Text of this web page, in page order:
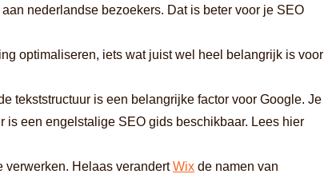
nederlandse bezoekers. Dat is beter voor je SEO
optimaliseren, iets wat juist wel heel belangrijk is voor
tekststructuur is een belangrijke factor voor Google. Je
is een engelstalige SEO gids beschikbaar. Lees hier
verwerken. Helaas verandertWix de namen van